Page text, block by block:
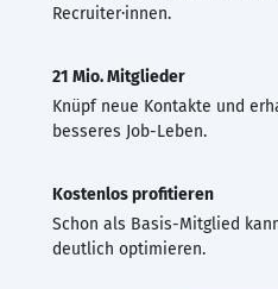
Recruiter·innen.
21 Mio. Mitglieder
Knüpf neue Kontakte und
besseres Job-Leben.
Kostenlos profitieren
Schon als Basis-Mitglied
deutlich optimieren.